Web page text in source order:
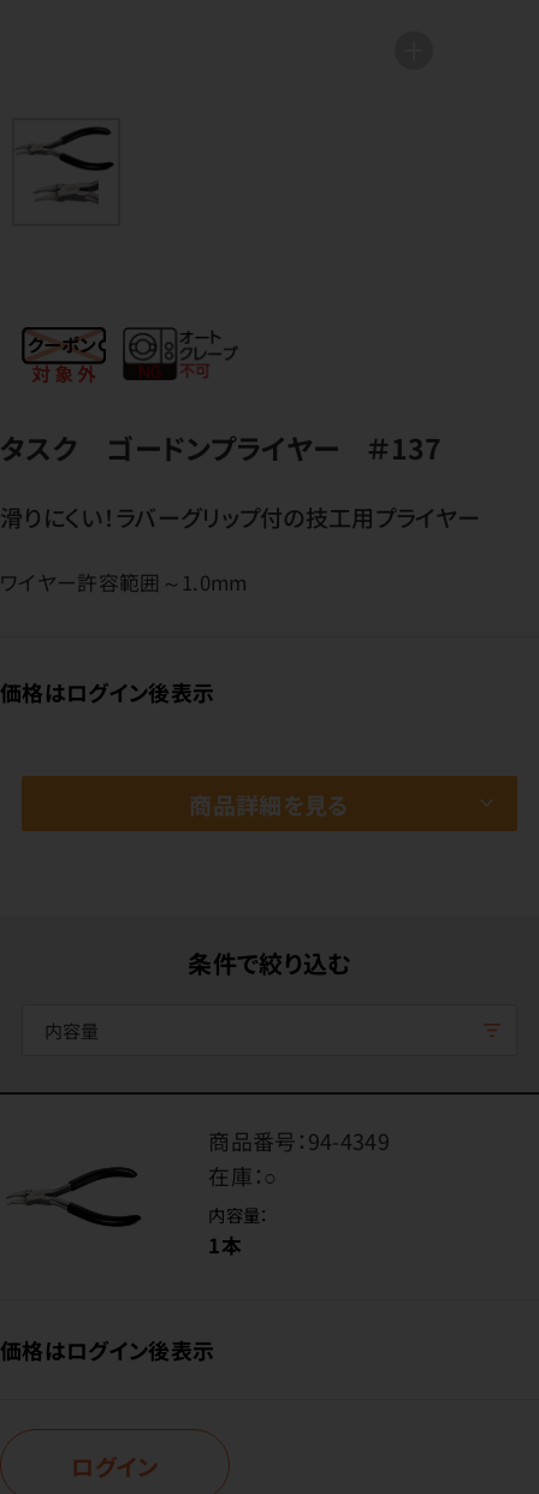
タスク ゴードンプライヤー ＃137
滑りにくい！ラバーグリップ付の技工用プライヤー
ワイヤー許容範囲～1.0mm
価格はログイン後表示
商品詳細を見る
条件で絞り込む
内容量
商品番号：94-4349
在庫：○
内容量：
1本
価格はログイン後表示
ログイン